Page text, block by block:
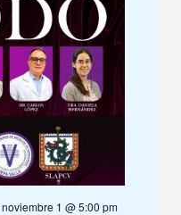
noviembre 1 @ 5:00 pm